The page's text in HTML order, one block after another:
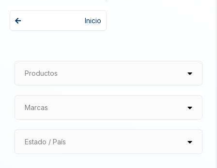
Inicio
Productos
Marcas
Estado / País